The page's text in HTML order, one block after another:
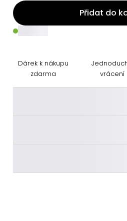
Přidat do
Dárek k nákupu
zdarma
vrácení